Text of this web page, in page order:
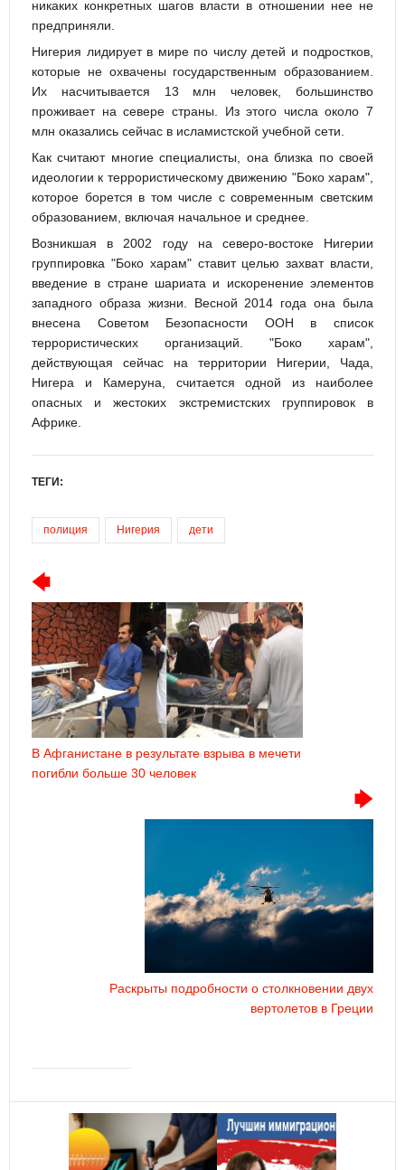
никаких конкретных шагов власти в отношении нее не
предприняли.
Нигерия лидирует в мире по числу детей и подростков,
которые не охвачены государственным образованием.
Их насчитывается 13 млн человек, большинство
проживает на севере страны. Из этого числа около 7
млн оказались сейчас в исламистской учебной сети.
Как считают многие специалисты, она близка по своей
идеологии к террористическому движению "Боко харам",
которое борется в том числе с современным светским
образованием, включая начальное и среднее.
Возникшая в 2002 году на северо-востоке Нигерии
группировка "Боко харам" ставит целью захват власти,
введение в стране шариата и искоренение элементов
западного образа жизни. Весной 2014 года она была
внесена Советом Безопасности ООН в список
террористических организаций. "Боко харам",
действующая сейчас на территории Нигерии, Чада,
Нигера и Камеруна, считается одной из наиболее
опасных и жестоких экстремистских группировок в
Африке.
ТЕГИ:
полиция Нигерия дети
В Афганистане в результате взрыва в мечети
погибли больше 30 человек
Раскрыты подробности о столкновении двух
вертолетов в Греции